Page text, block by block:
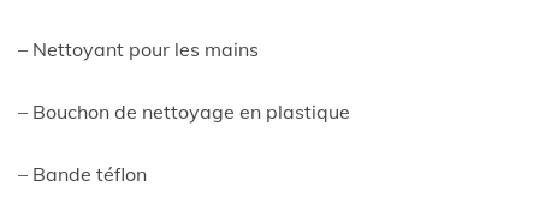
– Nettoyant pour les mains
– Bouchon de nettoyage en plastique
– Bande téflon